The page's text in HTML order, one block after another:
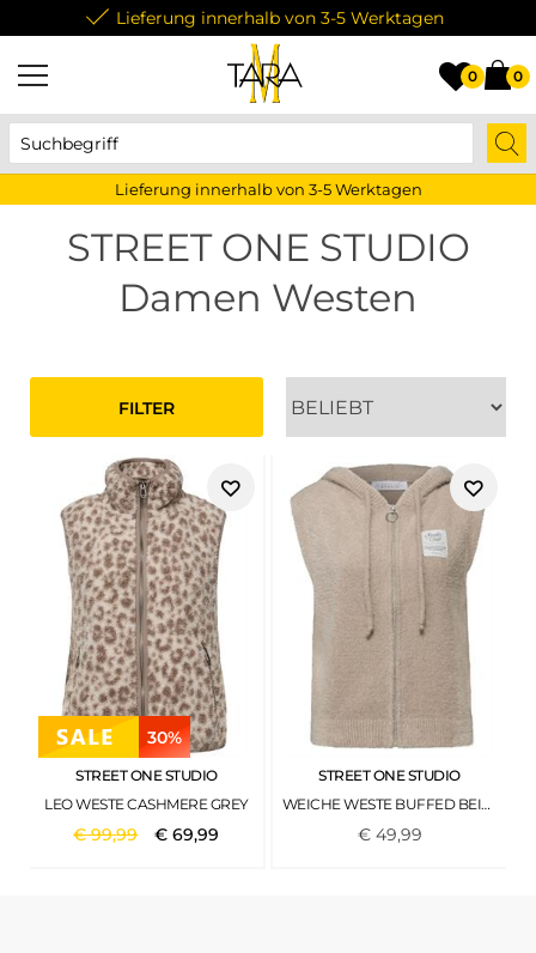
Lieferung innerhalb von 3-5 Werktagen
0 0
Lieferung innerhalb von 3-5 Werktagen
STREET ONE STUDIO
Damen Westen
FILTER
30%
STREET ONE STUDIO
LEO WESTE CASHMERE GREY
€99,99 €69,99
STREET ONE STUDIO
WEICHE WESTE BUFFED BEIGE
€ 49,99